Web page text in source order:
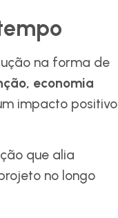
na forma de
economia
impacto positivo
que alia
no longo